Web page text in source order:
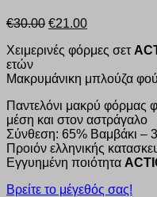
€30.00 Original
was:
€21.00Η
τιμή
€21.00.
Χειμερινές φόρμες σετ
ετών
Μακρυμάνικη μπλούζα
Παντελόνι μακρύ φόρμας
μέση και στον αστράγαλο
Σύνθεση: 65% Βαμβάκι –
Προιόν ελληνικής
Εγγυημένη ποιότητα
Βρείτε το μέγεθός σας!